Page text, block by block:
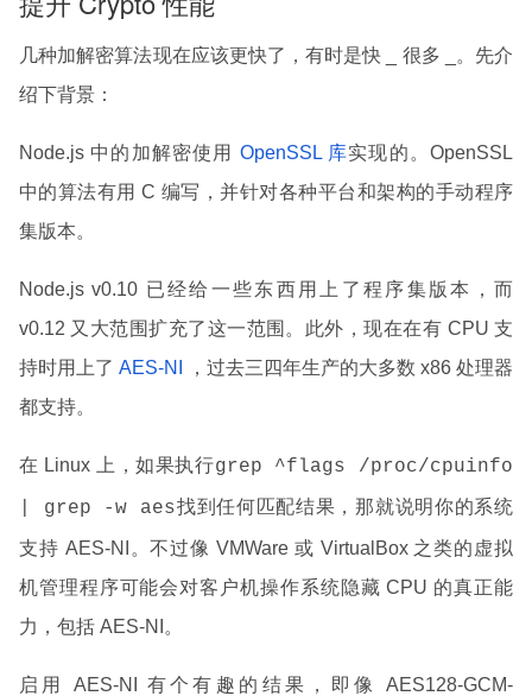
几种加解密算法现在应该更快了，有时是快 _ 很多 _。先介
绍下背景：
Node.js 中的加解密使用 OpenSSL 库实现的。OpenSSL
中的算法有用 C 编写，并针对各种平台和架构的手动程序
集版本。
Node.js v0.10 已经给一些东西用上了程序集版本，而
v0.12 又大范围扩充了这一范围。此外，现在在有 CPU 支
持时用上了 AES-NI
，过去三四年生产的大多数 x86 处理器
都支持。
在 Linux 上，如果执行grep ^flags /proc/cpuinfo
| grep -w aes找到任何匹配结果，那就说明你的系统
支持 AES-NI。不过像 VMWare 或 VirtualBox 之类的虚拟
机管理程序可能会对客户机操作系统隐藏 CPU 的真正能
力，包括 AES-NI。
启用 AES-NI 有个有趣的结果，即像 AES128-GCM-